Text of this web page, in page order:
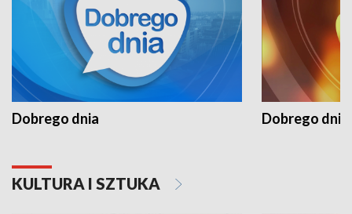
Dobrego dnia Dobrego dnia
KULTURA I SZTUKA